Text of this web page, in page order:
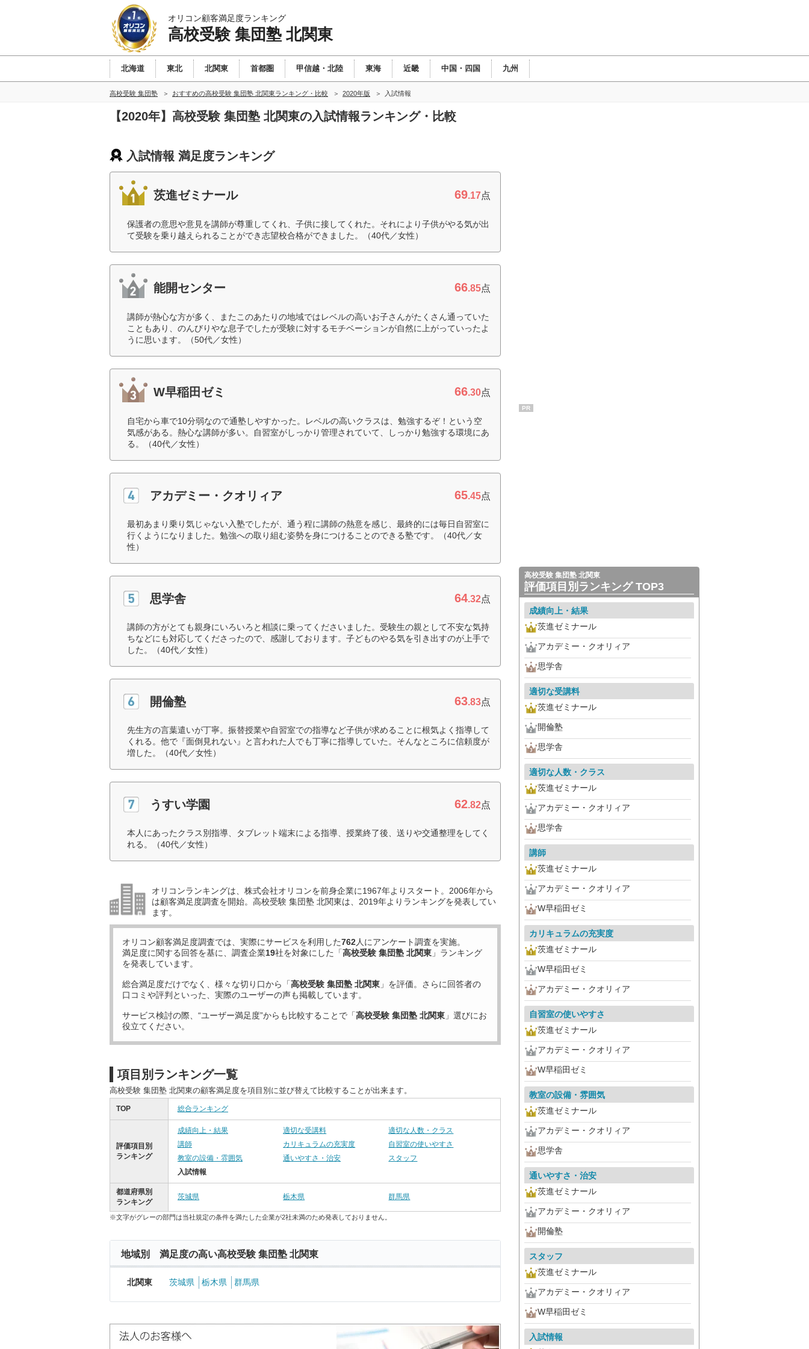
オリコン顧客満足度ランキング
高校受験 集団塾 北関東
北海道 東北 北関東 首都圏 甲信越・北陸 東海 近畿 中国・四国 九州
高校受験 集団塾 おすすめの高校受験 集団塾 北関東ランキング・比較 2020年版 入試情報
【2020年】高校受験 集団塾 北関東の入試情報ランキング・比較
入試情報 満足度ランキング
茨進ゼミナール 69.17点
保護者の意思や意見を講師が尊重してくれ、子供に接してくれた。それにより子供がやる気が出
て受験を乗り越えられることができ志望校合格ができました。（40代／女性）
能開センター 66.85点
講師が熱心な方が多く、またこのあたりの地域ではレベルの高いお子さんがたくさん通っていた
こともあり、のんびりやな息子でしたが受験に対するモチベーションが自然に上がっていったよ
うに思います。（50代／女性）
W早稲田ゼミ 66.30点
自宅から車で10分弱なので通塾しやすかった。レベルの高いクラスは、勉強するぞ！という空
気感がある。熱心な講師が多い。自習室がしっかり管理されていて、しっかり勉強する環境にあ
る。（40代／女性）
アカデミー・クオリィア 65.45点
最初あまり乗り気じゃない入塾でしたが、通う程に講師の熱意を感じ、最終的には毎日自習室に
行くようになりました。勉強への取り組む姿勢を身につけることのできる塾です。（40代／女
性）
思学舎 64.32点
講師の方がとても親身にいろいろと相談に乗ってくださいました。受験生の親として不安な気持
ちなどにも対応してくださったので、感謝しております。子どものやる気を引き出すのが上手で
した。（40代／女性）
開倫塾 63.83点
先生方の言葉遣いが丁寧。振替授業や自習室での指導など子供が求めることに根気よく指導して
くれる。他で『面倒見れない』と言われた人でも丁寧に指導していた。そんなところに信頼度が
増した。（40代／女性）
うすい学園 62.82点
本人にあったクラス別指導、タブレット端末による指導、授業終了後、送りや交通整理をしてく
れる。（40代／女性）
オリコンランキングは、株式会社オリコンを前身企業に1967年よりスタート。2006年から
は顧客満足度調査を開始。高校受験 集団塾 北関東は、2019年よりランキングを発表してい
ます。
オリコン顧客満足度調査では、実際にサービスを利用した762人にアンケート調査を実施。
満足度に関する回答を基に、調査企業19社を対象にした「高校受験 集団塾 北関東 」ランキング
を発表しています。
総合満足度だけでなく、様々な切り口から「高校受験 集団塾 北関東 」を評価。さらに回答者の
口コミや評判といった、実際のユーザーの声も掲載しています。
サービス検討の際、“ユーザー満足度”からも比較することで「高校受験 集団塾 北関東 」選びにお
役立てください。
項目別ランキング一覧
高校受験 集団塾 北関東の顧客満足度を項目別に並び替えて比較することが出来ます。
TOP 総合ランキング
評価項目別
ランキング
成績向上・結果 適切な受講料
適切な人数・クラス
講師
カリキュラムの充実度
自習室の使いやすさ
教室の設備・雰囲気
通いやすさ・治安
スタッフ
入試情報
都道府県別
ランキング
茨城県 栃木県 群馬県
※文字がグレーの部門は当社規定の条件を満たした企業が2社未満のため発表しておりません。
地域別 満足度の高い高校受験 集団塾 北関東
北関東 茨城県 栃木県 群馬県
PR
高校受験 集団塾 北関東
評価項目別ランキング TOP3
成績向上・結果
茨進ゼミナール
アカデミー・クオリィア
思学舎
適切な受講料
茨進ゼミナール
開倫塾
思学舎
適切な人数・クラス
茨進ゼミナール
アカデミー・クオリィア
思学舎
講師
茨進ゼミナール
アカデミー・クオリィア
W早稲田ゼミ
カリキュラムの充実度
茨進ゼミナール
W早稲田ゼミ
アカデミー・クオリィア
自習室の使いやすさ
茨進ゼミナール
アカデミー・クオリィア
W早稲田ゼミ
教室の設備・雰囲気
茨進ゼミナール
アカデミー・クオリィア
思学舎
通いやすさ・治安
茨進ゼミナール
アカデミー・クオリィア
開倫塾
スタッフ
茨進ゼミナール
アカデミー・クオリィア
W早稲田ゼミ
入試情報